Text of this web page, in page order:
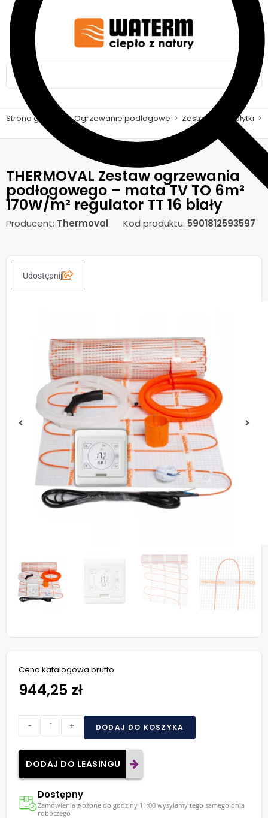
Strona główna > Ogrzewanie podłogowe > Zestawy pod płytki >
THERMOVAL Zestaw ogrzewania
podłogowego – mata TV TO 6m²
170W/m² regulator TT 16 biały
Producent: Thermoval Kod produktu: 5901812593597
Udostępnij
Cena katalogowa brutto
944,25 zł
- + DODAJ DO KOSZYKA
DODAJ DO LEASINGU
Dostępny
Zamówienia złożone do godziny 11:00 wysyłamy tego samego dnia
roboczego